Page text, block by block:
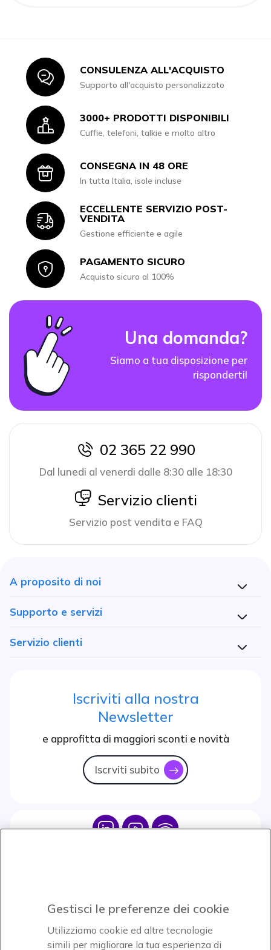
IconCONSULENZA ALL'ACQUISTO
Supporto all'acquisto personalizzato
Icon3000+ PRODOTTI DISPONIBILI
Cuffie, telefoni, talkie e molto altro
IconCONSEGNA IN 48 ORE
In tutta Italia, isole incluse
Icon
ECCELLENTE SERVIZIO POST-
VENDITA
Gestione efficiente e agile
IconPAGAMENTO SICURO
Acquisto sicuro al 100%
Una domanda?
Siamo a tua disposizione per
risponderti!
icon
02 365 22 990
Dal lunedi al venerdi dalle 8:30 alle 18:30
icon
Servizio clienti
Servizio post vendita e FAQ
A proposito di noi
Supporto e servizi
Servizio clienti
Iscriviti alla nostra
Newsletter
e approfitta di maggiori sconti e novità
Iscrviti subito icon
Icon IconIcon
Accettiamo
Gestisci le preferenze dei cookie
Utilizziamo cookie ed altre tecnologie
simili per migliorare la tua esperienza di